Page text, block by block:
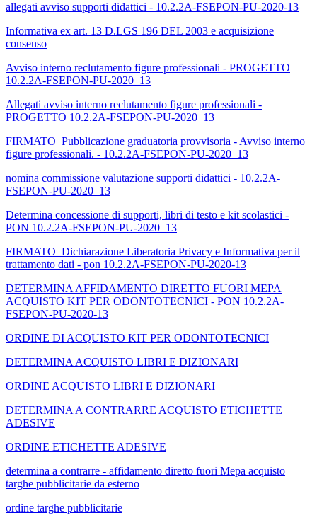
allegati avviso supporti didattici - 10.2.2A-FSEPON-PU-2020-13
Informativa ex art. 13 D.LGS 196 DEL 2003 e acquisizione
consenso
Avviso interno reclutamento figure professionali - PROGETTO
10.2.2A-FSEPON-PU-2020_13
Allegati avviso interno reclutamento figure professionali -
PROGETTO 10.2.2A-FSEPON-PU-2020_13
FIRMATO_Pubblicazione graduatoria provvisoria - Avviso interno
figure professionali. - 10.2.2A-FSEPON-PU-2020_13
nomina commissione valutazione supporti didattici - 10.2.2A-
FSEPON-PU-2020_13
Determina concessione di supporti, libri di testo e kit scolastici -
PON 10.2.2A-FSEPON-PU-2020_13
FIRMATO_Dichiarazione Liberatoria Privacy e Informativa per il
trattamento dati - pon 10.2.2A-FSEPON-PU-2020-13
DETERMINA AFFIDAMENTO DIRETTO FUORI MEPA
ACQUISTO KIT PER ODONTOTECNICI - PON 10.2.2A-
FSEPON-PU-2020-13
ORDINE DI ACQUISTO KIT PER ODONTOTECNICI
DETERMINA ACQUISTO LIBRI E DIZIONARI
ORDINE ACQUISTO LIBRI E DIZIONARI
DETERMINA A CONTRARRE ACQUISTO ETICHETTE
ADESIVE
ORDINE ETICHETTE ADESIVE
determina a contrarre - affidamento diretto fuori Mepa acquisto
targhe pubblicitarie da esterno
ordine targhe pubblicitarie